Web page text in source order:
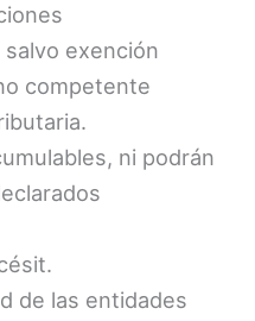
exención
competente
ni podrán
de las entidades